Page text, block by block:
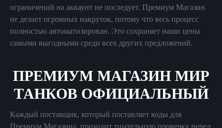
ограничений на аккаунт не последует. Премиум Магазин
не делает огромных накруток, потому что весь процесс
полностью автоматизирован. Это сохраняет наши цены
самыми выгодными среди всех других предложений.
ПРЕМИУМ МАГАЗИН МИР
ТАНКОВ ОФИЦИАЛЬНЫЙ
Каждый поставщик, который поставляет коды для
Премиум Магазина, проходит тщательную проверку перед